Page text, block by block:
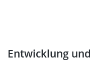
Entwicklung